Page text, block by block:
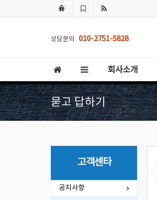
상담문의 010-2751-5828
회사소개
묻고 답하기
고객센타
공지사항